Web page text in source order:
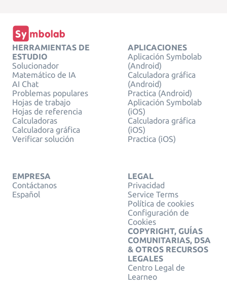
HERRAMIENTAS DE
ESTUDIO
Solucionador
Matemático de IA
AI Chat
Problemas populares
Hojas de trabajo
Hojas de referencia
Calculadoras
Calculadora gráfica
Verificar solución
APLICACIONES
Aplicación Symbolab
(Android)
Calculadora gráfica
(Android)
Practica (Android)
Aplicación Symbolab
(iOS)
Calculadora gráfica
(iOS)
Practica (iOS)
EMPRESA
Contáctanos
Español
LEGAL
Privacidad
Service Terms
Política de cookies
Configuración de
Cookies
COPYRIGHT, GUÍAS
COMUNITARIAS, DSA
& OTROS RECURSOS
LEGALES
Centro Legal de
Learneo